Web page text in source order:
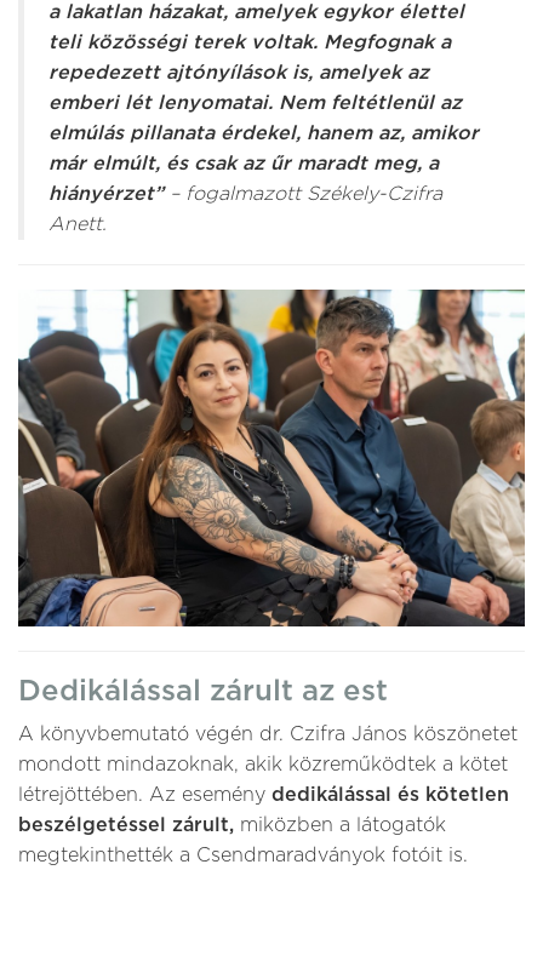
a lakatlan házakat, amelyek egykor élettel
teli közösségi terek voltak. Megfognak a
repedezett ajtónyílások is, amelyek az
emberi lét lenyomatai. Nem feltétlenül az
elmúlás pillanata érdekel, hanem az, amikor
már elmúlt, és csak az űr maradt meg, a
hiányérzet” – fogalmazott Székely-Czifra
Anett.
Dedikálással zárult az est
A könyvbemutató végén dr. Czifra János köszönetet
mondott mindazoknak, akik közreműködtek a kötet
létrejöttében. Az esemény dedikálással és kötetlen
beszélgetéssel zárult, miközben a látogatók
megtekinthették a Csendmaradványok fotóit is.